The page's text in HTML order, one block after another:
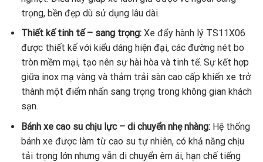
trọng, bền đẹp dù sử dụng lâu dài.
Thiết kế tinh tế – sang trọng:Xe đẩy hành lý TS11X06
được thiết kế với kiểu dáng hiện đại, các đường nét bo
tròn mềm mại, tạo nên sự hài hòa và tinh tế. Sự kết hợp
giữa inox mạ vàng và thảm trải sàn cao cấp khiến xe trở
thành một điểm nhấn sang trọng trong không gian khách
sạn.
Bánh xe cao su chịu lực – di chuyển nhẹ nhàng:Hệ thống
bánh xe được làm từ cao su tự nhiên, có khả năng chịu
tải trọng lớn nhưng vẫn di chuyển êm ái, hạn chế tiếng